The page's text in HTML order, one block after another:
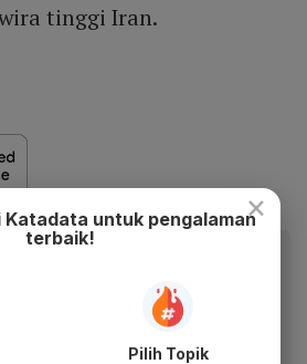
tinggi Iran.
membaca lebih nyaman dan nikmati
aplikasi mobile Katadata.
×
Katadata untuk pengalaman
terbaik!
Pilih Topik